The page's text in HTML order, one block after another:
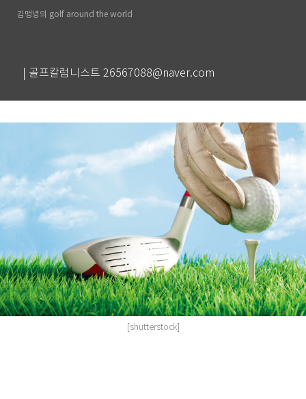
김맹녕의 golf around the world
| 골프칼럼니스트 26567088@naver.com
[shutterstock]